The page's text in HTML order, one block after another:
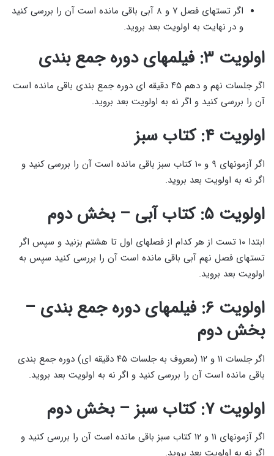
اگر تستهای فصل ۷ و ۸ آبی باقی مانده است آن را بررسی کنید
و در نهایت به اولویت بعد بروید.
اولویت ۳: فیلمهای دوره جمع بندی
اگر جلسات نهم و دهم ۴۵ دقیقه ای دوره جمع بندی باقی مانده است
آن را بررسی کنید و اگر نه به اولویت بعد بروید.
اولویت ۴: کتاب سبز
اگر آزمونهای ۹ و ۱۰ کتاب سبز باقی مانده است آن را بررسی کنید و
اگر نه به اولویت بعد بروید.
اولویت ۵: کتاب آبی – بخش دوم
ابتدا ۱۰ تست از هر کدام از فصلهای اول تا هشتم بزنید و سپس اگر
تستهای فصل نهم آبی باقی مانده است آن را بررسی کنید سپس به
اولویت بعد بروید.
اولویت ۶: فیلمهای دوره جمع بندی –
بخش دوم
اگر جلسات ۱۱ و ۱۲ (معروف به جلسات ۴۵ دقیقه ای) دوره جمع بندی
باقی مانده است آن را بررسی کنید و اگر نه به اولویت بعد بروید.
اولویت ۷: کتاب سبز – بخش دوم
اگر آزمونهای ۱۱ و ۱۲ کتاب سبز باقی مانده است آن را بررسی کنید و
اگر نه به اولویت بعد بروید.